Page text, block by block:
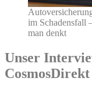
im Schadensfall
man denkt
Unser
CosmosDirekt